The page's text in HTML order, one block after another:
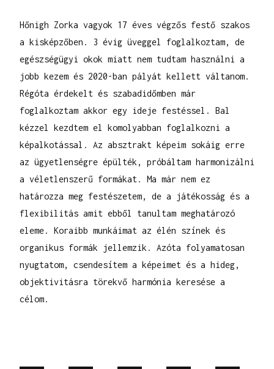
Hőnigh Zorka vagyok 17 éves végzős festő szakos
a kisképzőben. 3 évig üveggel foglalkoztam, de
egészségügyi okok miatt nem tudtam használni a
jobb kezem és 2020-ban pályát kellett váltanom.
Régóta érdekelt és szabadidőmben már
foglalkoztam akkor egy ideje festéssel. Bal
kézzel kezdtem el komolyabban foglalkozni a
képalkotással. Az absztrakt képeim sokáig erre
az ügyetlenségre épülték, próbáltam harmonizálni
a véletlenszerű formákat. Ma már nem ez
határozza meg festészetem, de a játékosság és a
flexibilitás amit ebből tanultam meghatározó
eleme. Koraibb munkáimat az élén színek és
organikus formák jellemzik. Azóta folyamatosan
nyugtatom, csendesítem a képeimet és a hideg,
objektivitásra törekvő harmónia keresése a
célom.